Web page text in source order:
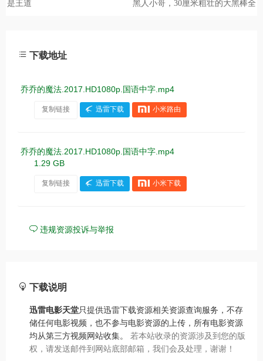
下载地址
乔乔的魔法.2017.HD1080p.国语中字.mp4
复制链接 迅雷下载 小米路由
乔乔的魔法.2017.HD1080p.国语中字.mp4
1.29 GB
复制链接 迅雷下载 小米下载
违规资源投诉与举报
下载说明
迅雷电影天堂只提供迅雷下载资源相关资源查询服务，不存
储任何电影视频，也不参与电影资源的上传，所有电影资源
均从第三方视频网站收集。 若本站收录的资源涉及到您的版
权，请发送邮件到网站底部邮箱，我们会及处理，谢谢！